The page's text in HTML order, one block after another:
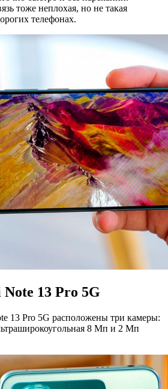
тоже неплохая, но не такая
телефонах.
13 Pro 5G
13 Pro 5G расположены три камеры:
8 Мп и 2 Мп